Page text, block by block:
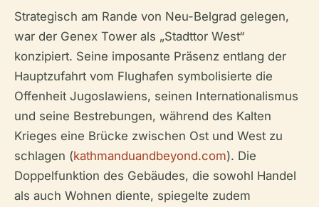
Strategisch am Rande von Neu-Belgrad gelegen,
war der Genex Tower als „Stadttor West“
konzipiert. Seine imposante Präsenz entlang der
Hauptzufahrt vom Flughafen symbolisierte die
Offenheit Jugoslawiens, seinen Internationalismus
und seine Bestrebungen, während des Kalten
Krieges eine Brücke zwischen Ost und West zu
schlagen (kathmanduandbeyond.com). Die
Doppelfunktion des Gebäudes, die sowohl Handel
als auch Wohnen diente, spiegelte zudem